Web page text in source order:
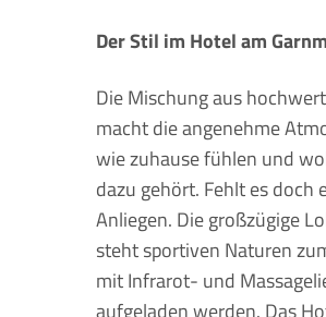
Der Stil im Hotel am
Die Mischung aus
macht die angenehme
wie zuhause fühlen und
dazu gehört. Fehlt es
Anliegen. Die großzügige
steht sportiven Naturen
mit Infrarot- und
aufgeladen werden. Das